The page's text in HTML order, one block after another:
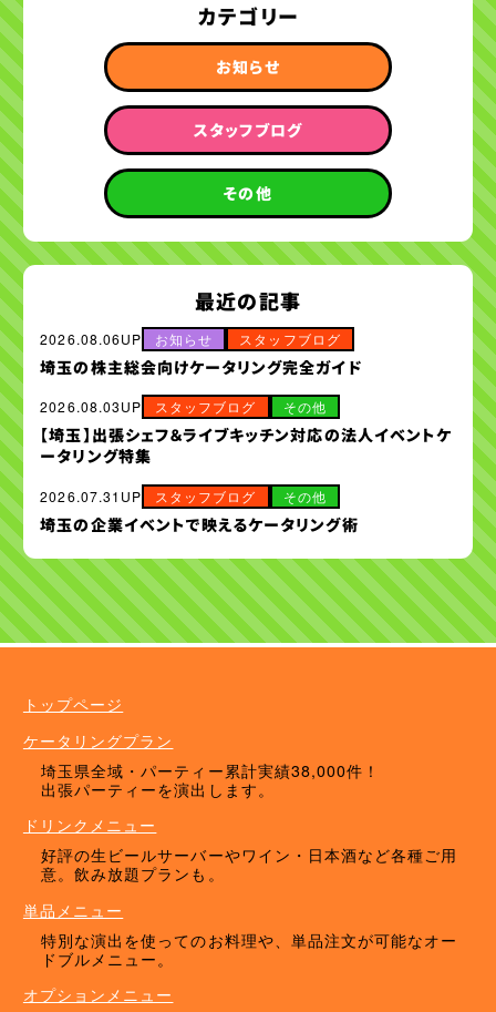
カテゴリー
お知らせ
スタッフブログ
その他
最近の記事
2026.08.06UP お知らせ スタッフブログ
埼玉の株主総会向けケータリング完全ガイド
2026.08.03UP スタッフブログ その他
【埼玉】出張シェフ＆ライブキッチン対応の法人イベントケ
ータリング特集
2026.07.31UP スタッフブログ その他
埼玉の企業イベントで映えるケータリング術
ケータリングプラン
ドリンクメニュー
単品オプション
トップページ
ケータリングプラン
埼玉県全域・パーティー累計実績38,000件！
出張パーティーを演出します。
ドリンクメニュー
好評の生ビールサーバーやワイン・日本酒など各種ご用
意。飲み放題プランも。
単品メニュー
特別な演出を使ってのお料理や、単品注文が可能なオー
ドブルメニュー。
オプションメニュー